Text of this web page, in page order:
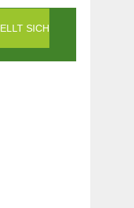
SICH